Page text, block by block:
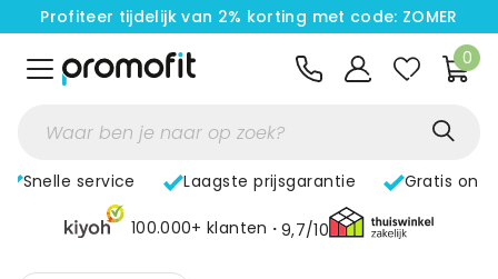
Profiteer tijdelijk van 2% korting met code: ZOMER
0
Snelle service Laagste prijsgarantie Gratis
100.000+ klanten 9,7/10